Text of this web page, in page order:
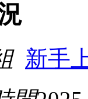
新手